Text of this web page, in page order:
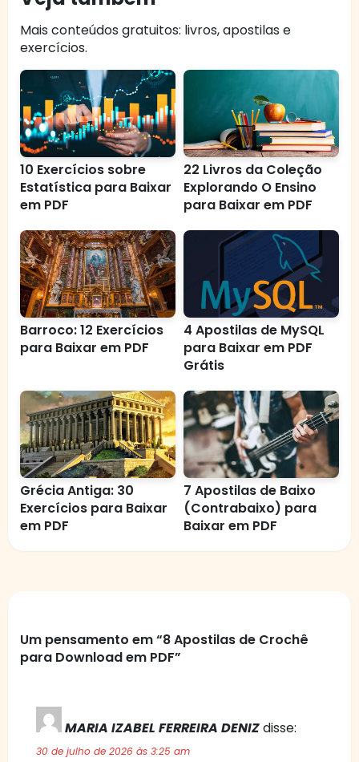
Mais conteúdos gratuitos: livros, apostilas e
exercícios.
10 Exercícios sobre
Estatística para Baixar
em PDF
22 Livros da Coleção
Explorando O Ensino
para Baixar em PDF
Barroco: 12 Exercícios
para Baixar em PDF
4 Apostilas de MySQL
para Baixar em PDF
Grátis
Grécia Antiga: 30
Exercícios para Baixar
em PDF
7 Apostilas de Baixo
(Contrabaixo) para
Baixar em PDF
Um pensamento em “8 Apostilas de Crochê
para Download em PDF”
MARIA IZABEL FERREIRA DENIZdisse:
30 de julho de 2026 às 3:25 am